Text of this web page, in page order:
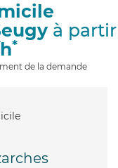
i
à partir
*
de la demande